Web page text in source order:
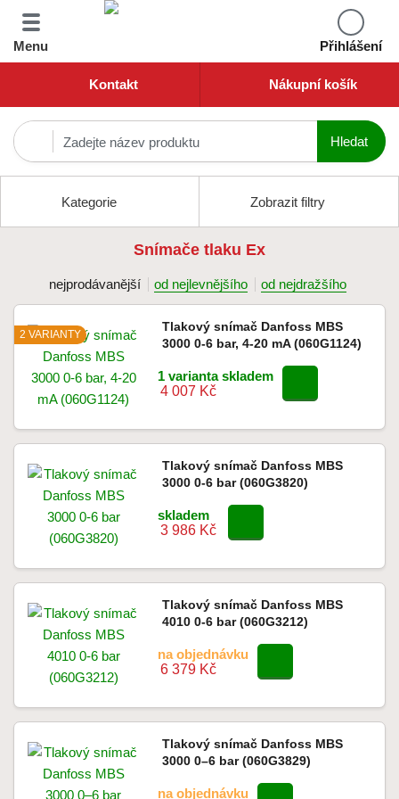
Menu Přihlášení
Kontakt Nákupní košík
Kategorie Zobrazit filtry
Snímače tlaku Ex
nejprodávanější od nejlevnějšího od nejdražšího
Tlakový snímač Danfoss MBS
3000 0-6 bar, 4-20 mA (060G1124)
1 varianta skladem
4 007 Kč
2 VARIANTY
Tlakový snímač Danfoss MBS
3000 0-6 bar (060G3820)
skladem
3 986 Kč
Tlakový snímač Danfoss MBS
4010 0-6 bar (060G3212)
na objednávku
6 379 Kč
Tlakový snímač Danfoss MBS
3000 0–6 bar (060G3829)
na objednávku